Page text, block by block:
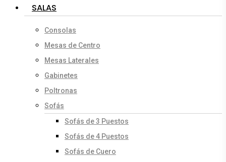
SALAS
Consolas
Mesas de Centro
Mesas Laterales
Gabinetes
Poltronas
Sofás
Sofás de 3 Puestos
Sofás de 4 Puestos
Sofás de Cuero